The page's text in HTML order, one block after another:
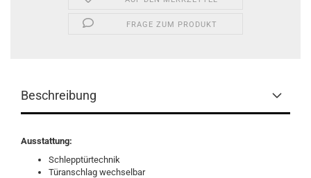
FRAGE ZUM PRODUKT
Beschreibung
Ausstattung:
Schlepptürtechnik
Türanschlag wechselbar